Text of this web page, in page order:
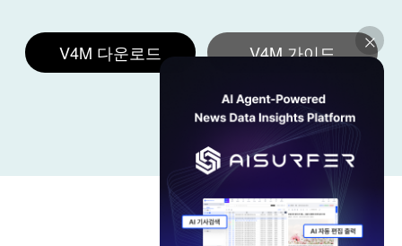
V4M 다운로드 V4M 가이드